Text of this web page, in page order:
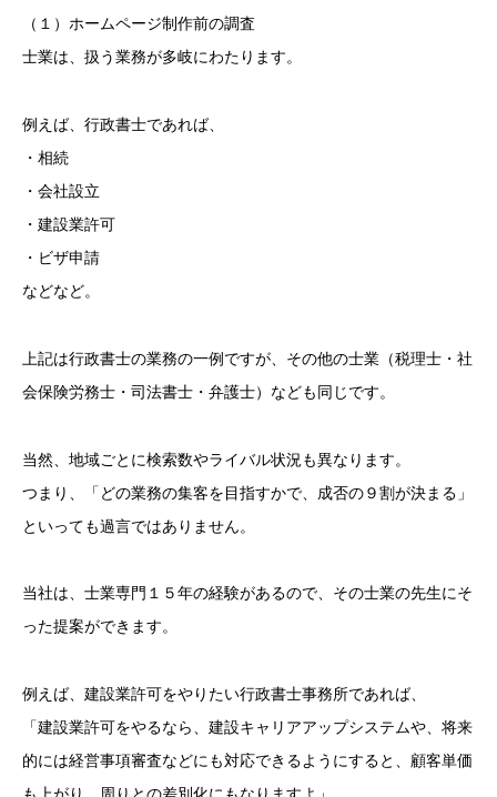
（１）ホームページ制作前の調査
士業は、扱う業務が多岐にわたります。
例えば、行政書士であれば、
・相続
・会社設立
・建設業許可
・ビザ申請
などなど。
上記は行政書士の業務の一例ですが、その他の士業（税理士・社
会保険労務士・司法書士・弁護士）なども同じです。
当然、地域ごとに検索数やライバル状況も異なります。
つまり、「どの業務の集客を目指すかで、成否の９割が決まる」
といっても過言ではありません。
当社は、士業専門１５年の経験があるので、その士業の先生にそ
った提案ができます。
例えば、建設業許可をやりたい行政書士事務所であれば、
「建設業許可をやるなら、建設キャリアアップシステムや、将来
的には経営事項審査などにも対応できるようにすると、顧客単価